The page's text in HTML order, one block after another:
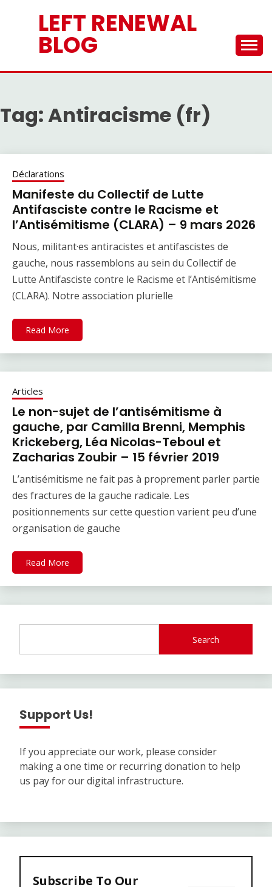
LEFT RENEWAL
BLOG
Tag:Antiracisme (fr)
Déclarations
Manifeste du Collectif de Lutte
Antifasciste contre le Racisme et
l’Antisémitisme (CLARA) – 9 mars 2026
Nous, militant·es antiracistes et antifascistes de
gauche, nous rassemblons au sein du Collectif de
Lutte Antifasciste contre le Racisme et l’Antisémitisme
(CLARA). Notre association plurielle
Read More
Articles
Le non-sujet de l’antisémitisme à
gauche, par Camilla Brenni, Memphis
Krickeberg, Léa Nicolas-Teboul et
Zacharias Zoubir – 15 février 2019
L’antisémitisme ne fait pas à proprement parler partie
des fractures de la gauche radicale. Les
positionnements sur cette question varient peu d’une
organisation de gauche
Read More
Search
Support Us!
If you appreciate our work, please consider
making a one time or recurring donation to help
us pay for our digital infrastructure.
Subscribe To Our